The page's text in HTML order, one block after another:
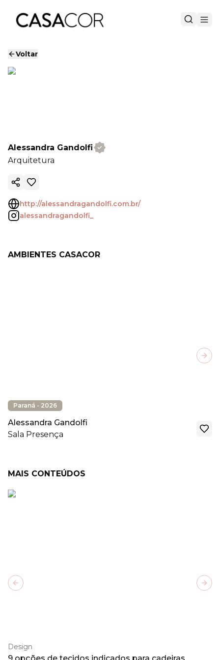
Voltar
Alessandra Gandolfi
Arquitetura
Copiar link
http://alessandragandolfi.com.br/
alessandragandolfi_
AMBIENTES CASACOR
Paraná - 2026
Alessandra Gandolfi
Sala Presença
MAIS CONTEÚDOS
Design
Previous slide